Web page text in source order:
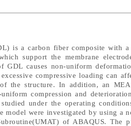
is a carbon fiber composite with
support the membrane
GDL causes non-uniform
compressive loading can
the structure. In addition, an
compression and
under the operating
model were investigated by using a
of ABAQUS. The